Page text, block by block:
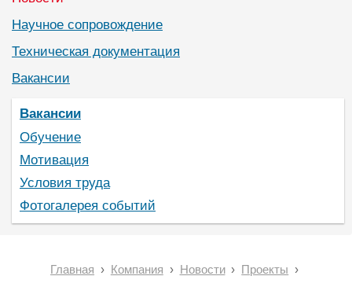
Научное сопровождение
Техническая документация
Вакансии
Вакансии
Обучение
Мотивация
Условия труда
Фотогалерея событий
Главная Компания Новости Проекты